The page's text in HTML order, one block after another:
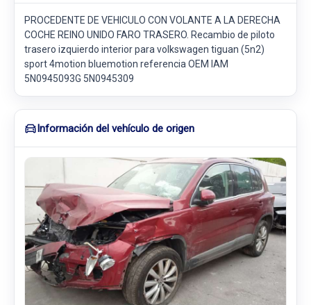
PROCEDENTE DE VEHICULO CON VOLANTE A LA DERECHA
COCHE REINO UNIDO FARO TRASERO. Recambio de piloto
trasero izquierdo interior para volkswagen tiguan (5n2)
sport 4motion bluemotion referencia OEM IAM
5N0945093G 5N0945309
Información del vehículo de origen